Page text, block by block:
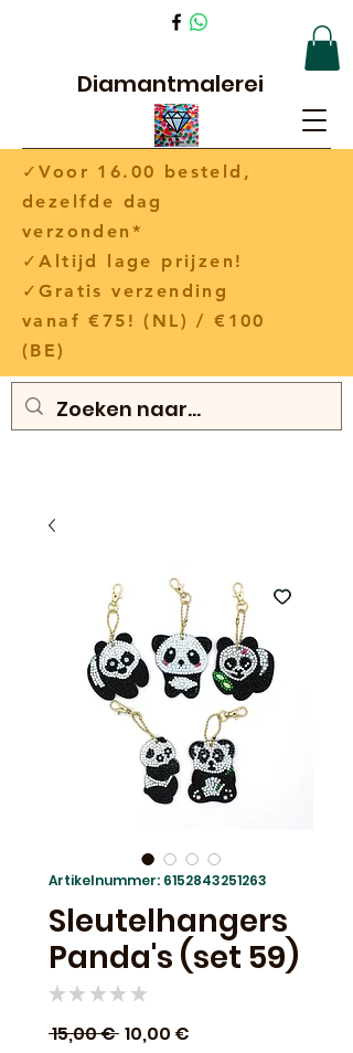
Diamantmalerei
✓Voor 16.00 besteld,
dezelfde dag
verzonden*
✓Altijd lage prijzen!
✓Gratis verzending
vanaf €75! (NL) / €100
(BE)
Artikelnummer: 6152843251263
Sleutelhangers
Panda's (set 59)
★ ★ ★ ★ ★
15,00 € Standardpreis
10,00 €